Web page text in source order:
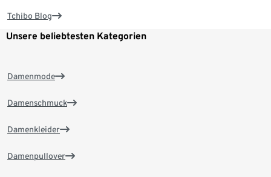
Tchibo Blog
Unsere beliebtesten Kategorien
Damenmode
Damenschmuck
Damenkleider
Damenpullover